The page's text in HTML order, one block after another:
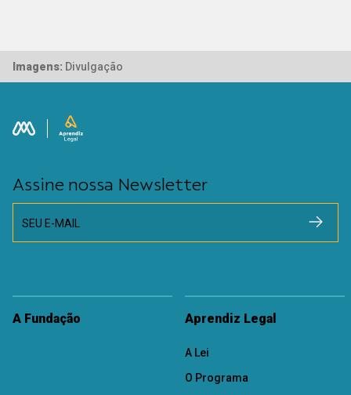
Imagens: Divulgação
Assine nossa Newsletter
SEU E-MAIL
A Fundação Aprendiz Legal
A Lei
O Programa